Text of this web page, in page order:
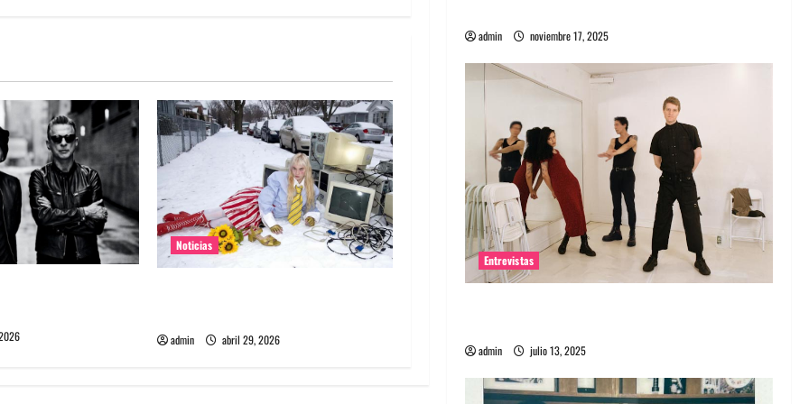
Noticias
admin abril 29, 2026
admin noviembre 17, 2025
Entrevistas
admin julio 13, 2025